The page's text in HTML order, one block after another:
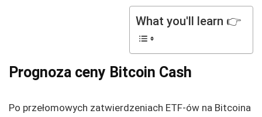
What you'll learn 👉
Prognoza ceny Bitcoin Cash
Po przełomowych zatwierdzeniach ETF-ów na Bitcoina